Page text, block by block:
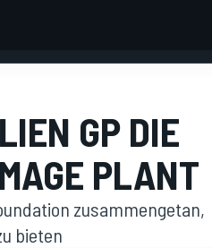
GP DIE
PLANT
zusammengetan,
bieten